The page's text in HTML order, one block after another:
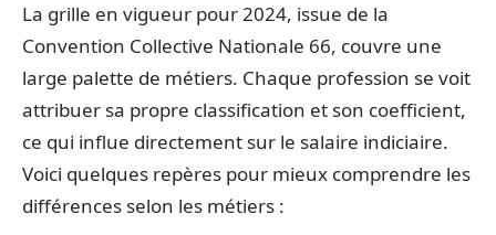
La grille en vigueur pour 2024, issue de la
Convention Collective Nationale 66, couvre une
large palette de métiers. Chaque profession se voit
attribuer sa propre classification et son coefficient,
ce qui influe directement sur le salaire indiciaire.
Voici quelques repères pour mieux comprendre les
différences selon les métiers :